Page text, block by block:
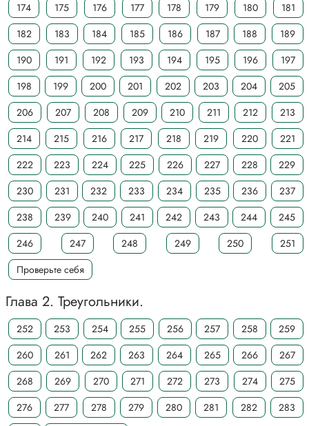
174
175 176 177 178 179 180
181
182
183 184 185 186 187 188
189
190
191 192 193 194 195 196
197
198
199 200 201 202 203 204
205
206
207 208 209 210 211 212
213
214
215 216 217 218 219 220
221
222
223 224 225 226 227 228
229
230
231 232 233 234 235 236
237
238
239 240 241 242 243 244
245
246
247 248 249 250
251
Проверьте себя
Глава 2. Треугольники.
252 253 254 255 256 257 258
259
260
261 262 263 264 265 266
267
268
269 270 271 272 273 274
275
276
277 278 279 280 281 282
283